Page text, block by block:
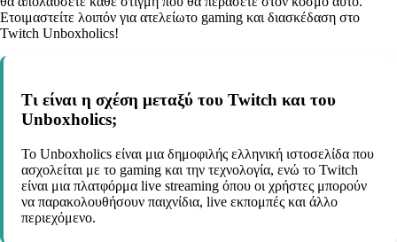
Ετοιμαστείτε λοιπόν για ατελείωτο gaming και διασκέδαση στο
Twitch Unboxholics!
Τι είναι η σχέση μεταξύ του Twitch και του
Unboxholics;
Το Unboxholics είναι μια δημοφιλής ελληνική ιστοσελίδα που
ασχολείται με το gaming και την τεχνολογία, ενώ το Twitch
είναι μια πλατφόρμα live streaming όπου οι χρήστες μπορούν
να παρακολουθήσουν παιχνίδια, live εκπομπές και άλλο
περιεχόμενο.